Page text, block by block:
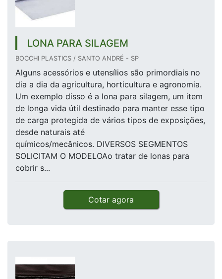
LONA PARA SILAGEM
BOCCHI PLASTICS / SANTO ANDRÉ - SP
Alguns acessórios e utensílios são primordiais no
dia a dia da agricultura, horticultura e agronomia.
Um exemplo disso é a lona para silagem, um item
de longa vida útil destinado para manter esse tipo
de carga protegida de vários tipos de exposições,
desde naturais até
químicos/mecânicos. DIVERSOS SEGMENTOS
SOLICITAM O MODELOAo tratar de lonas para
cobrir s...
Cotar agora